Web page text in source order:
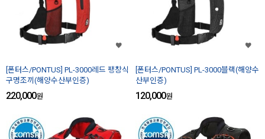
[폰터스/PONTUS] PL-3000레드 팽창식
구명조끼(해양수산부인증)
220,000원
[폰터스/PONTUS] PL-3000블랙(해양수
산부인증)
120,000원